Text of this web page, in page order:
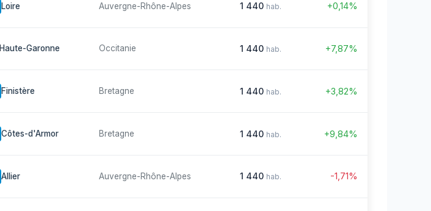
Loire Auvergne-Rhône-Alpes 1 440 hab. +0,14%
Haute-Garonne Occitanie 1 440 hab. +7,87%
Finistère Bretagne 1 440 hab. +3,82%
Côtes-d'Armor Bretagne 1 440 hab. +9,84%
Allier Auvergne-Rhône-Alpes 1 440 hab. -1,71%